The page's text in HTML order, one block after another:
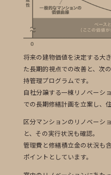
将来の建物価値を決定する大
た長期的視点での改善と、次
持管理プログラムです。
自社分譲する一棟リノベーシ
での長期修繕計画を立案し、
区分マンションのリノベーシ
と、その実行状況も確認。
管理費と修繕積立金の状況も
ポイントとしています。